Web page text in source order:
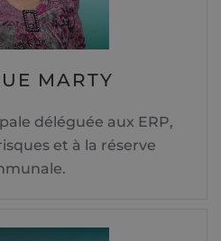
MARTY
déléguée aux ERP,
et à la réserve